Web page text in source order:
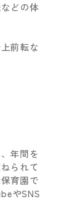
どの体
前転な
年間を
られて
育園で
やSNS